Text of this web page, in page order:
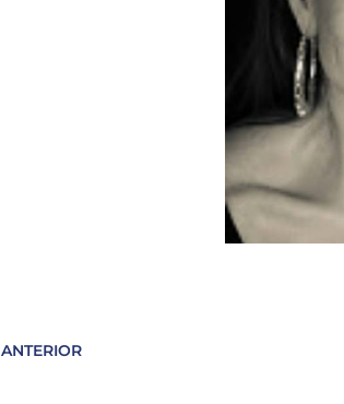
ANTERIOR